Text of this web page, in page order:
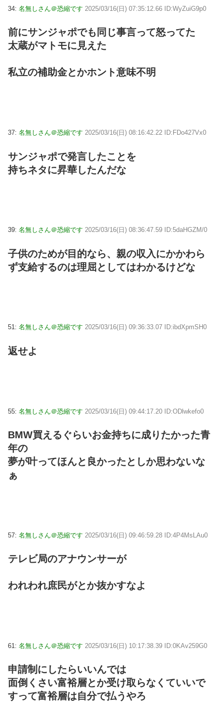
34: 名無しさん＠恐縮です 2025/03/16(日) 07:35:12.66 ID:WyZuiG9p0
前にサンジャポでも同じ事言って怒ってた
太蔵がマトモに見えた
私立の補助金とかホント意味不明
37: 名無しさん＠恐縮です 2025/03/16(日) 08:16:42.22 ID:FDo427Vx0
サンジャポで発言したことを
持ちネタに昇華したんだな
39: 名無しさん＠恐縮です 2025/03/16(日) 08:36:47.59 ID:5daHGZM/0
子供のためが目的なら、親の収入にかかわら
ず支給するのは理屈としてはわかるけどな
51: 名無しさん＠恐縮です 2025/03/16(日) 09:36:33.07 ID:ibdXpmSH0
返せよ
55: 名無しさん＠恐縮です 2025/03/16(日) 09:44:17.20 ID:ODlwkefo0
BMW買えるぐらいお金持ちに成りたかった青
年の
夢が叶ってほんと良かったとしか思わないな
ぁ
57: 名無しさん＠恐縮です 2025/03/16(日) 09:46:59.28 ID:4P4MsLAu0
テレビ局のアナウンサーが
われわれ庶民がとか抜かすなよ
61: 名無しさん＠恐縮です 2025/03/16(日) 10:17:38.39 ID:0KAv259G0
申請制にしたらいいんでは
面倒くさい富裕層とか受け取らなくていいで
すって富裕層は自分で払うやろ